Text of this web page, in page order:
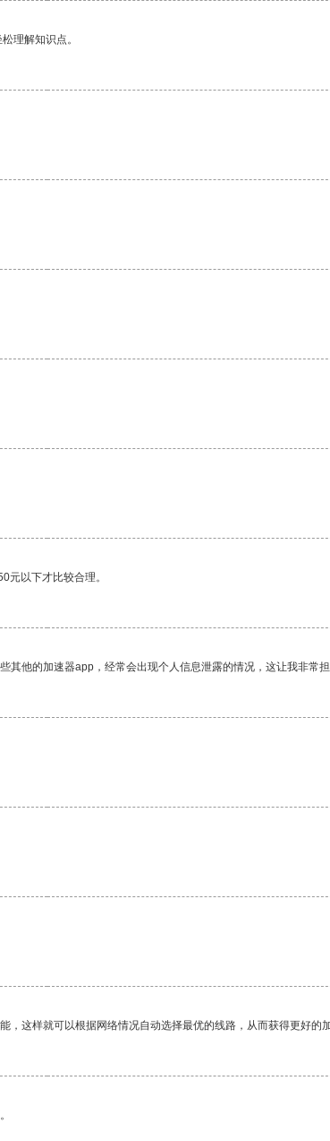
理解知识点。
元以下才比较合理。
他的加速器app，经常会出现个人信息泄露的情况，这让我非常担
这样就可以根据网络情况自动选择最优的线路，从而获得更好的加